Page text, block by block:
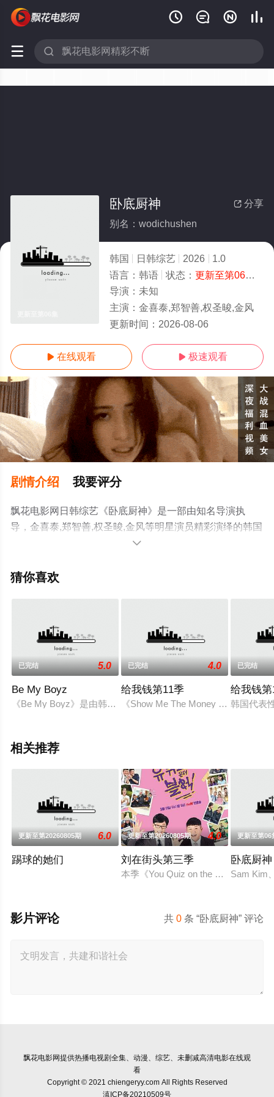
   
 
 分享
卧底厨神
别名：wodichushen
韩国 日韩综艺 2026
1.0
语言： 韩语 状态： 更新至第06集
导演： 未知
主演： 金喜泰,郑智善,权圣晙,金风
更新时间： 2026-08-06
 在线观看  极速观看
剧情介绍 我要评分
飘花电影网日韩综艺《卧底厨神》是一部由知名导演执
导，金喜泰,郑智善,权圣晙,金风等明星演员精彩演绎的韩国
综艺，手机免费观看高清无删减完整版综艺就上飘花影
平台了解。

猜你喜欢
已完结 5.0
Be My Boyz
《Be My Boyz》是由韩国SBS电视台制作的全球男团选秀节目
已完结 4.0
给我钱第11季
《Show Me The Money 11》（韩语
已完结
给我钱
韩国代表
相关推荐
更新至第20260805期 6.0
踢球的她们
更新至第20260805期 4.0
刘在街头第三季
本季《You Quiz on the Block》将带
更新至第06
卧底厨神
Sam Kim
共0 条 “卧底厨神” 评论
影片评论
飘花电影网提供热播电视剧全集、动漫、综艺、未删减高清电影在线观
看
Copyright © 2021 chiengeryy.com All Rights Reserved
滇ICP备20210509号